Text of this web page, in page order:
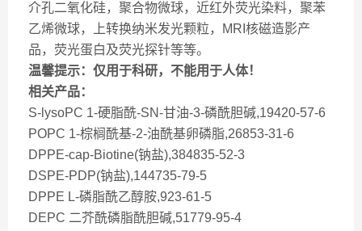
介孔二氧化硅，聚合物微球，近红外荧光染料，聚苯
乙烯微球，上转换纳米发光颗粒，MRI核磁造影产
品，荧光蛋白及荧光探针等等。
温馨提示：仅用于科研，不能用于人体！
相关产品：
S-lysoPC 1-硬脂酰-SN-甘油-3-磷酰胆碱,19420-57-6
POPC 1-棕榈酰基-2-油酰基卵磷脂,26853-31-6
DPPE-cap-Biotine(钠盐),384835-52-3
DSPE-PDP(钠盐),144735-79-5
DPPE L-磷脂酰乙醇胺,923-61-5
DEPC 二芥酰磷脂酰胆碱,51779-95-4